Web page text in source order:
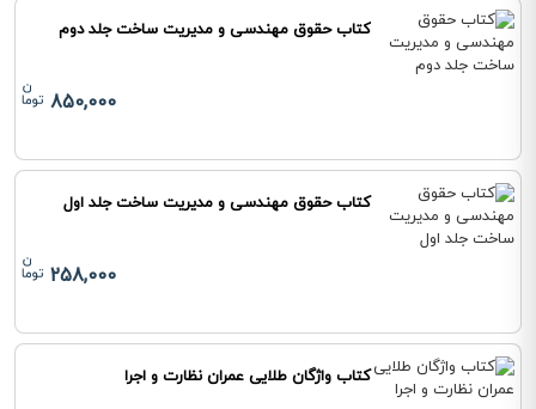
کتاب حقوق مهندسی و مدیریت ساخت جلد دوم
850,000
کتاب حقوق مهندسی و مدیریت ساخت جلد اول
258,000
کتاب واژگان طلایی عمران نظارت و اجرا